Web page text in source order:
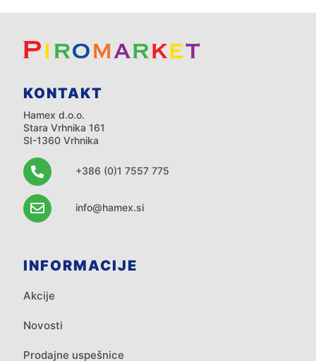
KONTAKT
Hamex d.o.o.
Stara Vrhnika 161
SI-1360 Vrhnika
+386 (0)1 7557 775
info@hamex.si
INFORMACIJE
Akcije
Novosti
Prodajne uspešnice